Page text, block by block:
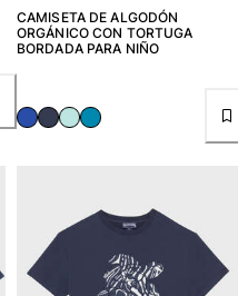
CAMISETA DE ALGODÓN
ORGÁNICO CON TORTUGA
BORDADA PARA NIÑO